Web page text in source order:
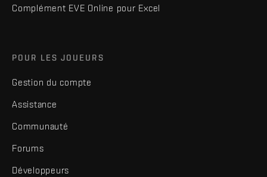
Complément EVE Online pour Excel
POUR LES JOUEURS
Gestion du compte
Assistance
Communauté
Forums
Développeurs